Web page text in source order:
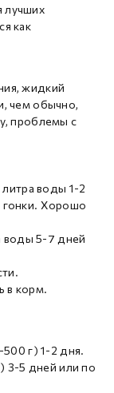
лучших
как
жидкий
чем обычно,
проблемы с
воды 1-2
гонки. Хорошо
воды 5-7 дней
в корм.
500 г) 1-2 дня.
3-5 дней или по